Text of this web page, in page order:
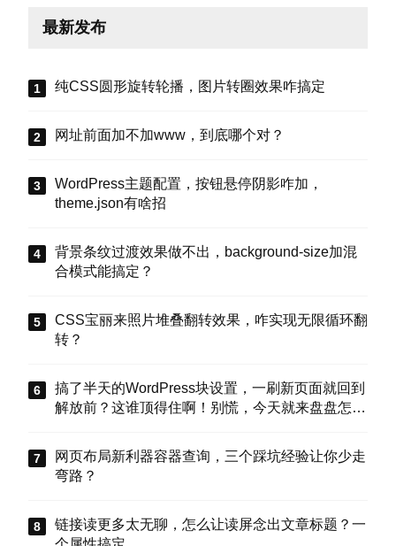
最新发布
纯CSS圆形旋转轮播，图片转圈效果咋搞定
网址前面加不加www，到底哪个对？
WordPress主题配置，按钮悬停阴影咋加，
theme.json有啥招
背景条纹过渡效果做不出，background-size加混
合模式能搞定？
CSS宝丽来照片堆叠翻转效果，咋实现无限循环翻
转？
搞了半天的WordPress块设置，一刷新页面就回到
解放前？这谁顶得住啊！别慌，今天就来盘盘怎么
车”。
网页布局新利器容器查询，三个踩坑经验让你少走
弯路？
链接读更多太无聊，怎么让读屏念出文章标题？一